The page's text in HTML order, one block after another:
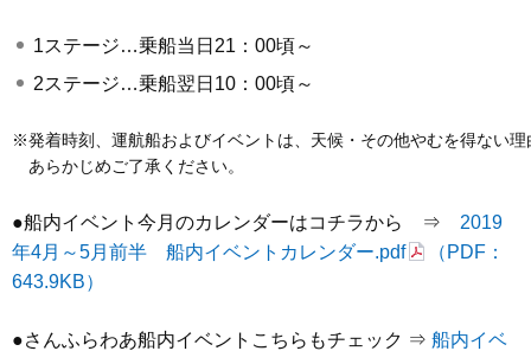
1ステージ…乗船当日21：00頃～
2ステージ…乗船翌日10：00頃～
※発着時刻、運航船およびイベントは、天候・その他やむを得ない
あらかじめご了承ください。
●船内イベント今月のカレンダーはコチラから ⇒ 2019
年4月～5月前半 船内イベントカレンダー.pdf
（PDF：
643.9KB）
●さんふらわあ船内イベントこちらもチェック ⇒ 船内イベ